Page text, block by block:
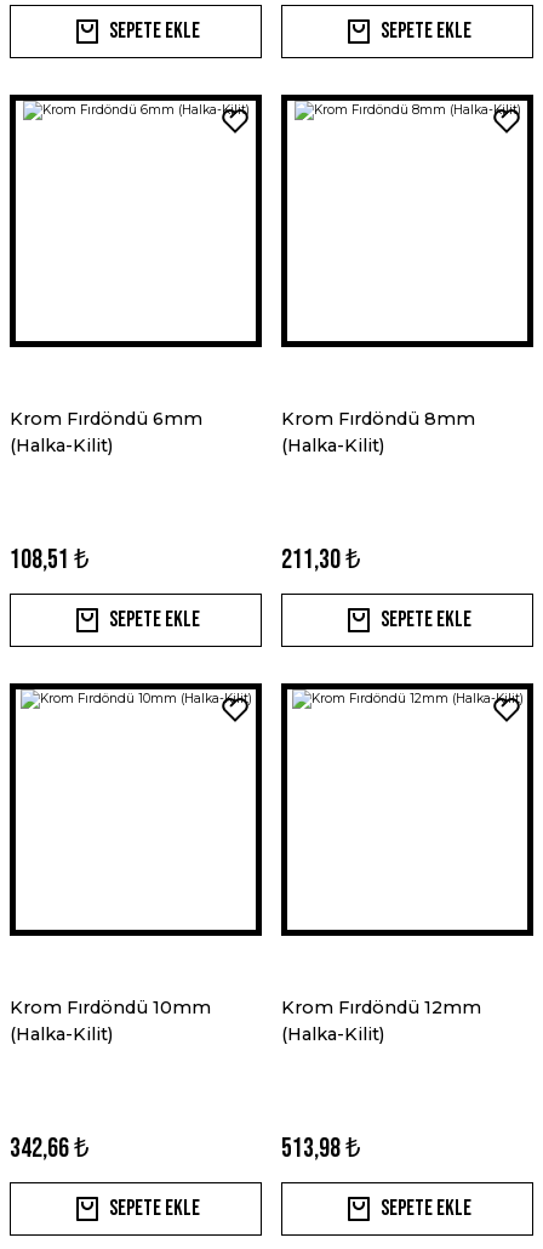
Sepete Ekle Sepete Ekle
Krom Fırdöndü 6mm
(Halka-Kilit)
108,51 ₺
Sepete Ekle
Krom Fırdöndü 8mm
(Halka-Kilit)
211,30 ₺
Sepete Ekle
Krom Fırdöndü 10mm
(Halka-Kilit)
342,66 ₺
Sepete Ekle
Krom Fırdöndü 12mm
(Halka-Kilit)
513,98 ₺
Sepete Ekle